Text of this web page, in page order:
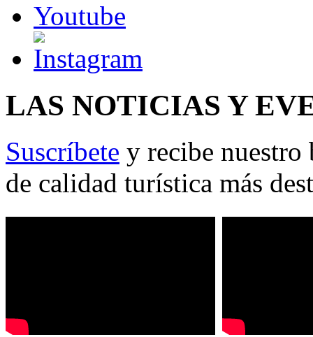
LAS NOTICIAS Y
Suscríbete y recibe nuestro
de calidad turística más